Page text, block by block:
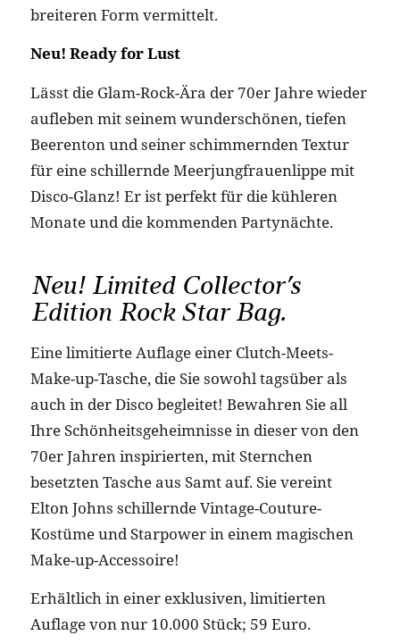
breiteren Form vermittelt.
Neu! Ready for Lust
Lässt die Glam-Rock-Ära der 70er Jahre wieder
aufleben mit seinem wunderschönen, tiefen
Beerenton und seiner schimmernden Textur
für eine schillernde Meerjungfrauenlippe mit
Disco-Glanz! Er ist perfekt für die kühleren
Monate und die kommenden Partynächte.
Neu! Limited Collector’s
Edition Rock Star Bag.
Eine limitierte Auflage einer Clutch-Meets-
Make-up-Tasche, die Sie sowohl tagsüber als
auch in der Disco begleitet! Bewahren Sie all
Ihre Schönheitsgeheimnisse in dieser von den
70er Jahren inspirierten, mit Sternchen
besetzten Tasche aus Samt auf. Sie vereint
Elton Johns schillernde Vintage-Couture-
Kostüme und Starpower in einem magischen
Make-up-Accessoire!
Erhältlich in einer exklusiven, limitierten
Auflage von nur 10.000 Stück; 59 Euro.